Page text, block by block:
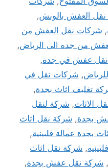
العفش بالونش,
, شركات نقل العفش من
من جده الى الرياض,
عفش في جدة,
, شركات نقل في
تغليف اثاث بجدة,
الاثاث, شركة لنقل
بجدة, شركة نقل اثاث
بجدة عمالة فلبينية,
, شركة نقل اثاث
, شركة نقل عفش بجدة,